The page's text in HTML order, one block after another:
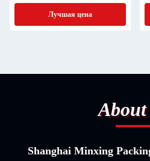
упаковка для оборудования
Лучшая цена
About
Shanghai Minxing